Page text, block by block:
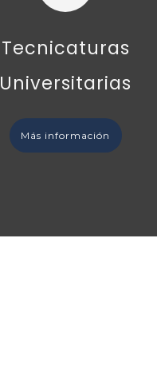
Tecnicaturas
Universitarias
Más información